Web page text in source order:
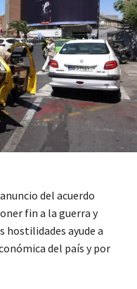
del acuerdo
fin a la guerra y
hostilidades ayude a
del país y por